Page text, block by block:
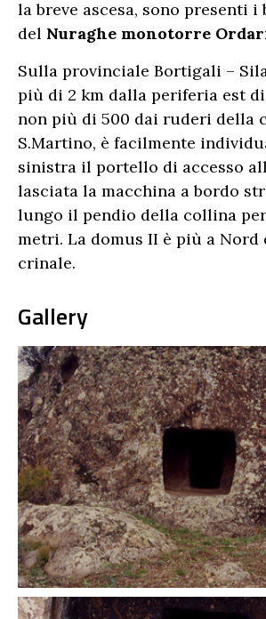
la breve ascesa, sono presenti i
del Nuraghe monotorre
Sulla provinciale Bortigali –
più di 2 km dalla periferia est
non più di 500 dai ruderi della
S.Martino, è facilmente
sinistra il portello di accesso
lasciata la macchina a bordo
lungo il pendio della collina
metri. La domus II è più a
crinale.
Gallery